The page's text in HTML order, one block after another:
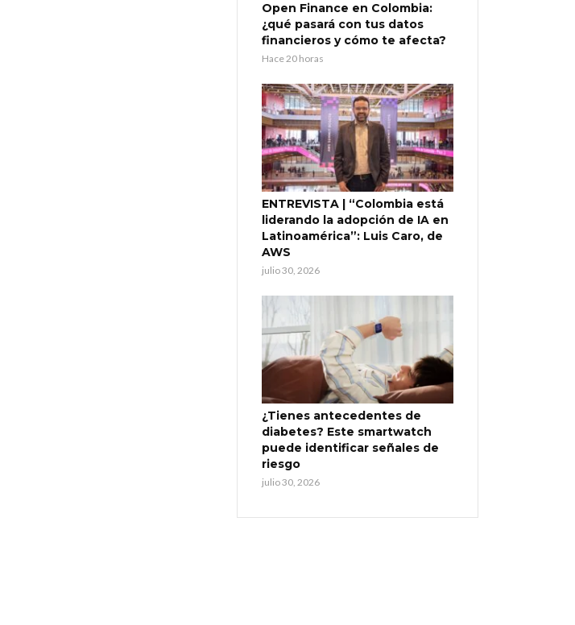
Open Finance en Colombia:
¿qué pasará con tus datos
financieros y cómo te afecta?
Hace 20 horas
ENTREVISTA | “Colombia está
liderando la adopción de IA en
Latinoamérica”: Luis Caro, de
AWS
julio 30, 2026
¿Tienes antecedentes de
diabetes? Este smartwatch
puede identificar señales de
riesgo
julio 30, 2026